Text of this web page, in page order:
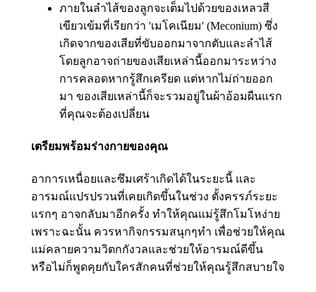
ภายในลำไส้ของลูกจะเต็มไปด้วยของเหลวสี
เขียวเข้มที่เรียกว่า 'เมโคเนียม' (Meconium) ซึ่ง
เกิดจากของเสียที่ขับออกมาจากตับและลำไส้
โดยลูกอาจถ่ายของเสียเหล่านี้ออกมาระหว่าง
การคลอดหากรู้สึกเครียด แต่หากไม่ถ่ายออก
มา ของเสียเหล่านี้ก็จะรวมอยู่ในผ้าอ้อมผืนแรก
ที่คุณจะต้องเปลี่ยน
เตรียมพร้อมร่างกายของคุณ
อาการเหนื่อยและซึมเศร้าเกิดได้ในระยะนี้ และ
อารมณ์แปรปรวนที่เคยเกิดขึ้นในช่วง ตั้งครรภ์ระยะ
แรกๆ อาจกลับมาอีกครั้ง ทำให้คุณแม่รู้สึกโมโหง่าย
เพราะฉะนั้น ควรหากิจกรรมสนุกๆทำ เพื่อช่วยให้คุณ
แม่คลายความวิตกกังวลและช่วยให้อารมณ์ดีขึ้น
หรือไม่ก็พูดคุยกับใครสักคนที่ช่วยให้คุณรู้สึกสบายใจ